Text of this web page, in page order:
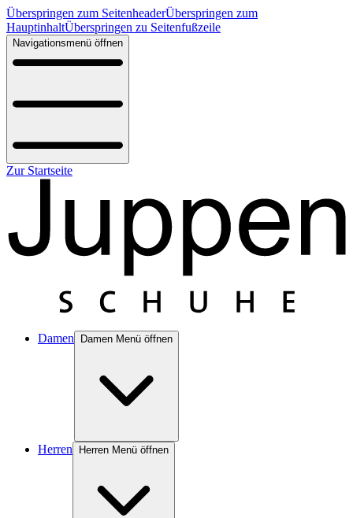
Überspringen zum SeitenheaderÜberspringen zum
HauptinhaltÜberspringen zu Seitenfußzeile
Navigationsmenü öffnen
Zur Startseite
Damen Damen Menü öffnen
Herren Herren Menü öffnen